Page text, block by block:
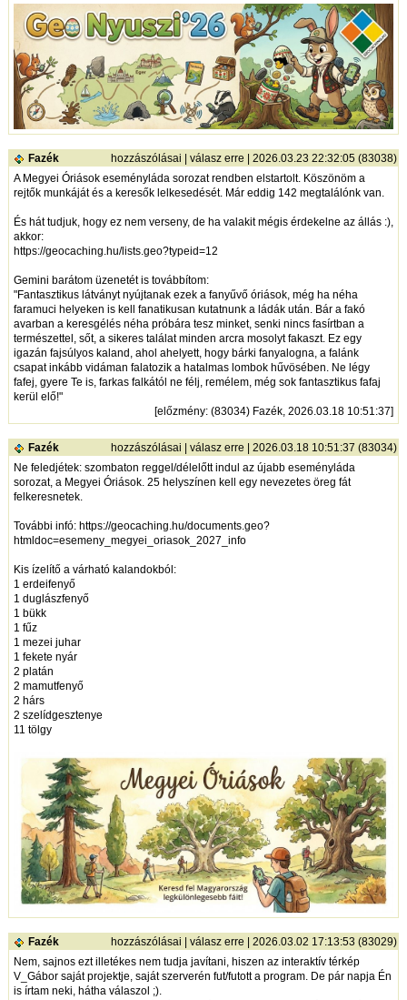
Fazék hozzászólásai |válasz erre | 2026.03.23 22:32:05 (83038)
A Megyei Óriások eseményláda sorozat rendben elstartolt. Köszönöm a
rejtők munkáját és a keresők lelkesedését. Már eddig 142 megtalálónk van.
És hát tudjuk, hogy ez nem verseny, de ha valakit mégis érdekelne az állás :),
akkor:
https://geocaching.hu/lists.geo?typeid=12
Gemini barátom üzenetét is továbbítom:
"Fantasztikus látványt nyújtanak ezek a fanyűvő óriások, még ha néha
faramuci helyeken is kell fanatikusan kutatnunk a ládák után. Bár a fakó
avarban a keresgélés néha próbára tesz minket, senki nincs fasírtban a
természettel, sőt, a sikeres találat minden arcra mosolyt fakaszt. Ez egy
igazán fajsúlyos kaland, ahol ahelyett, hogy bárki fanyalogna, a falánk
csapat inkább vidáman falatozik a hatalmas lombok hűvösében. Ne légy
fafej, gyere Te is, farkas falkától ne félj, remélem, még sok fantasztikus fafaj
kerül elő!"
[előzmény: (83034) Fazék, 2026.03.18 10:51:37]
Fazék hozzászólásai |válasz erre | 2026.03.18 10:51:37 (83034)
Ne feledjétek: szombaton reggel/délelőtt indul az újabb eseményláda
sorozat, a Megyei Óriások. 25 helyszínen kell egy nevezetes öreg fát
felkeresnetek.
További infó: https://geocaching.hu/documents.geo?
htmldoc=esemeny_megyei_oriasok_2027_info
Kis ízelítő a várható kalandokból:
1 erdeifenyő
1 duglászfenyő
1 bükk
1 fűz
1 mezei juhar
1 fekete nyár
2 platán
2 mamutfenyő
2 hárs
2 szelídgesztenye
11 tölgy
Fazék hozzászólásai |válasz erre | 2026.03.02 17:13:53 (83029)
Nem, sajnos ezt illetékes nem tudja javítani, hiszen az interaktív térkép
V_Gábor saját projektje, saját szerverén fut/futott a program. De pár napja Én
is írtam neki, hátha válaszol ;).